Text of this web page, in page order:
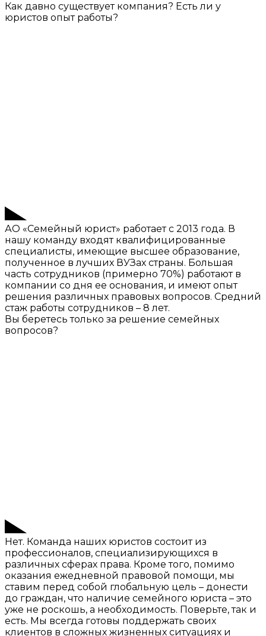
Как давно существует компания? Есть ли у
юристов опыт работы?
АО «Семейный юрист» работает с 2013 года. В
нашу команду входят квалифицированные
специалисты, имеющие высшее образование,
полученное в лучших ВУЗах страны. Большая
часть сотрудников (примерно 70%) работают в
компании со дня ее основания, и имеют опыт
решения различных правовых вопросов. Средний
стаж работы сотрудников – 8 лет.
Вы беретесь только за решение семейных
вопросов?
Нет. Команда наших юристов состоит из
профессионалов, специализирующихся в
различных сферах права. Кроме того, помимо
оказания ежедневной правовой помощи, мы
ставим перед собой глобальную цель – донести
до граждан, что наличие семейного юриста – это
уже не роскошь, а необходимость. Поверьте, так и
есть. Мы всегда готовы поддержать своих
клиентов в сложных жизненных ситуациях и